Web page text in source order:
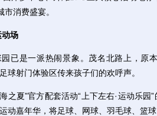
消费盛宴。
动场
是一派热闹景象。茂名北路上，原
球射门体验区传来孩子们的欢呼声。
夏”官方配套活动“上下左右·运动乐园
动嘉年华，将足球、网球、羽毛球、篮